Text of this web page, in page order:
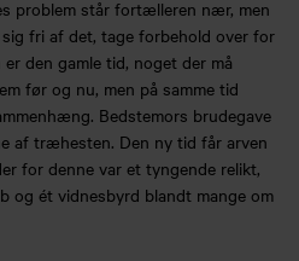
problem står fortælleren nær, men
fri af det, tage forbehold over for
den gamle tid, noget der må
før og nu, men på samme tid
Bedstemors brudegave
af træhesten. Den ny tid får arven
for denne var et tyngende relikt,
og ét vidnesbyrd blandt mange om